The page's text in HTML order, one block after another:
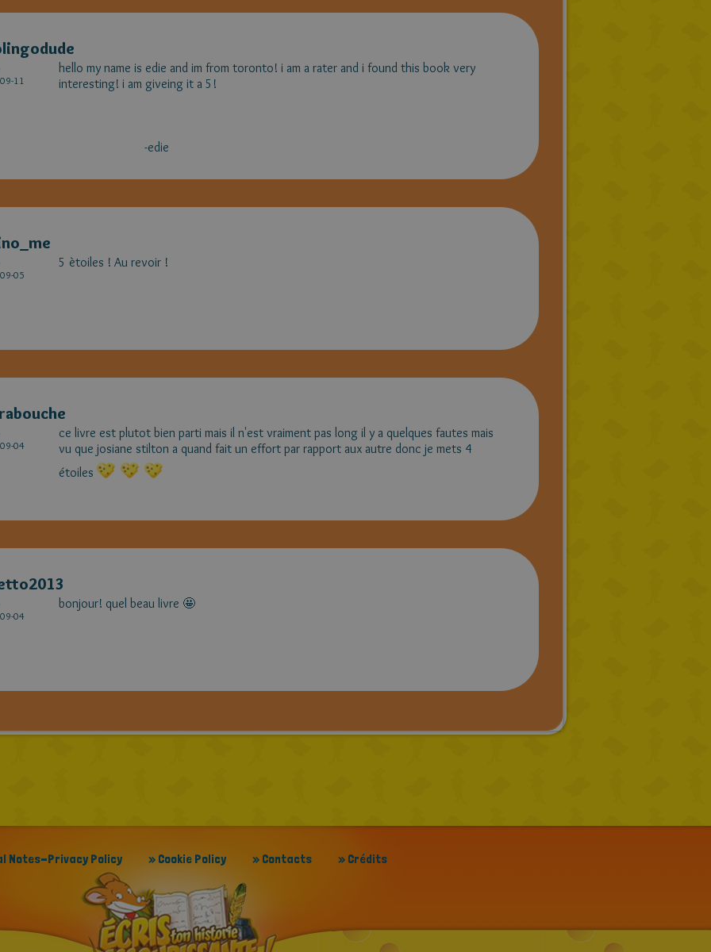
11
hello my name is edie and im from toronto! i am a rater and i found this book very
interesting! i am giveing it a 5!
-edie
05
5 ètoiles ! Au revoir !
04
ce livre est plutot bien parti mais il n'est vraiment pas long il y a quelques fautes mais
vu que josiane stilton a quand fait un effort par rapport aux autre donc je mets 4
étoiles
04
bonjour! quel beau livre 🤩
Notes-Privacy Policy » Cookie Policy » Contacts » Crédits